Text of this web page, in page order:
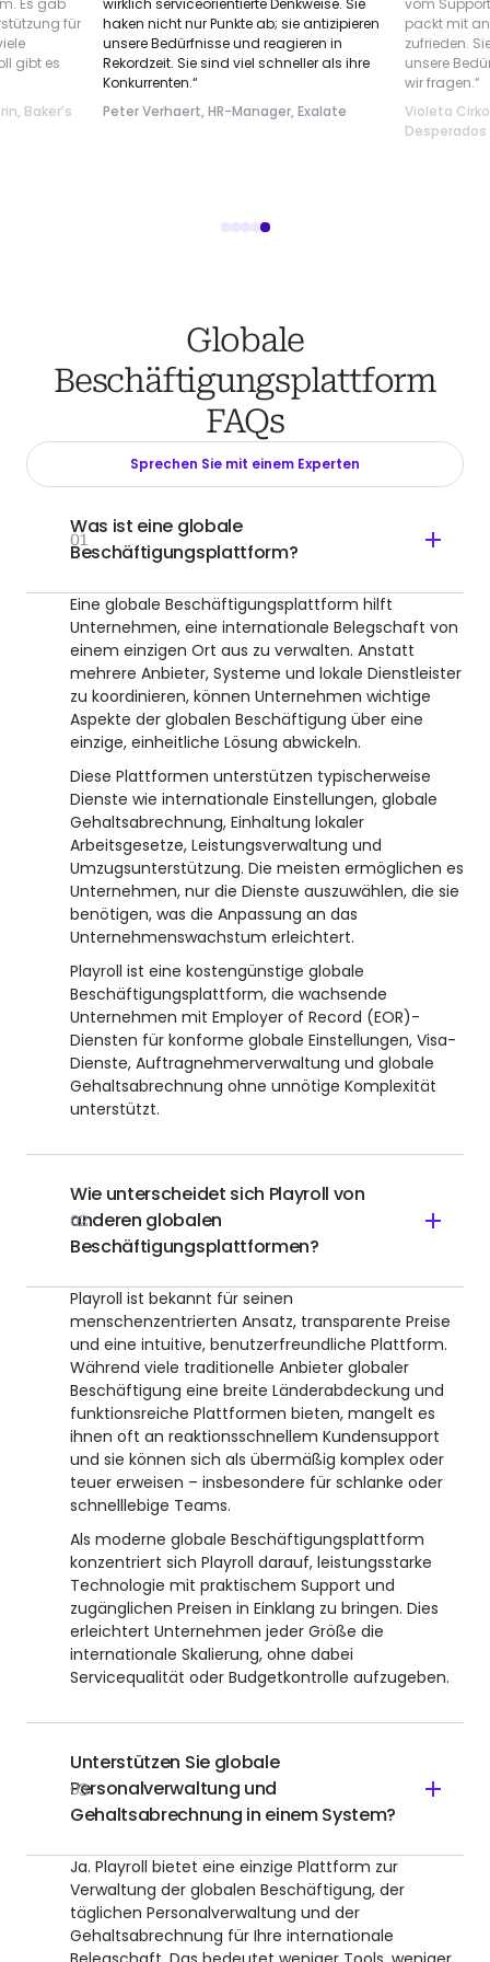
Es gab
für
gibt es
Baker’s
wirklich serviceorientierte Denkweise. Sie
haken nicht nur Punkte ab; sie antizipieren
unsere Bedürfnisse und reagieren in
Rekordzeit. Sie sind viel schneller als ihre
Konkurrenten.“
Peter Verhaert, HR-Manager, Exalate
vom
packt mit
zufrieden.
unsere
wir fragen.“
Violeta
Desperados
Globale
Beschäftigungsplattform
FAQs
Sprechen Sie mit einem Experten
01
Was ist eine globale
Beschäftigungsplattform?
Eine globale Beschäftigungsplattform hilft
Unternehmen, eine internationale Belegschaft von
einem einzigen Ort aus zu verwalten. Anstatt
mehrere Anbieter, Systeme und lokale Dienstleister
zu koordinieren, können Unternehmen wichtige
Aspekte der globalen Beschäftigung über eine
einzige, einheitliche Lösung abwickeln.
Diese Plattformen unterstützen typischerweise
Dienste wie internationale Einstellungen, globale
Gehaltsabrechnung, Einhaltung lokaler
Arbeitsgesetze, Leistungsverwaltung und
Umzugsunterstützung. Die meisten ermöglichen es
Unternehmen, nur die Dienste auszuwählen, die sie
benötigen, was die Anpassung an das
Unternehmenswachstum erleichtert.
Playroll ist eine kostengünstige globale
Beschäftigungsplattform, die wachsende
Unternehmen mit Employer of Record (EOR)-
Diensten für konforme globale Einstellungen, Visa-
Dienste, Auftragnehmerverwaltung und globale
Gehaltsabrechnung ohne unnötige Komplexität
unterstützt.
02
Wie unterscheidet sich Playroll von
anderen globalen
Beschäftigungsplattformen?
Playroll ist bekannt für seinen
menschenzentrierten Ansatz, transparente Preise
und eine intuitive, benutzerfreundliche Plattform.
Während viele traditionelle Anbieter globaler
Beschäftigung eine breite Länderabdeckung und
funktionsreiche Plattformen bieten, mangelt es
ihnen oft an reaktionsschnellem Kundensupport
und sie können sich als übermäßig komplex oder
teuer erweisen – insbesondere für schlanke oder
schnelllebige Teams.
Als moderne globale Beschäftigungsplattform
konzentriert sich Playroll darauf, leistungsstarke
Technologie mit praktischem Support und
zugänglichen Preisen in Einklang zu bringen. Dies
erleichtert Unternehmen jeder Größe die
internationale Skalierung, ohne dabei
Servicequalität oder Budgetkontrolle aufzugeben.
03
Unterstützen Sie globale
Personalverwaltung und
Gehaltsabrechnung in einem System?
Ja. Playroll bietet eine einzige Plattform zur
Verwaltung der globalen Beschäftigung, der
täglichen Personalverwaltung und der
Gehaltsabrechnung für Ihre internationale